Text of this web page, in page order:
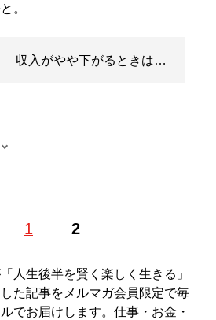
。
収入がやや下がるときは…
1 2
移り住み、中央大学に進学後、在学
2005年に就任した「ニコニコ動画」
英語圏最大の掲示板サイト
を務め、フランスに在住。たまに日
人生後半を賢く楽しく生きる」
た記事をメルマガ会員限定で毎
でお届けします。仕事・お金・